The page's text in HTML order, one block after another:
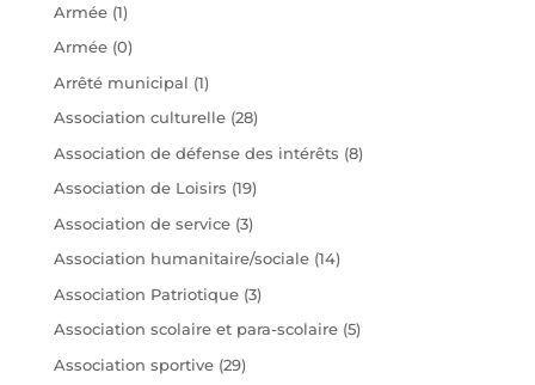
Armée(1)
Armée(0)
Arrêté municipal (1)
Association culturelle(28)
Association de défense des intérêts (8)
Association de Loisirs (19)
Association de service(3)
Association humanitaire/sociale(14)
Association Patriotique(3)
Association scolaire et para-scolaire(5)
Association sportive(29)